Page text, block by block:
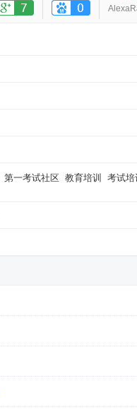
第一考试社区 教育培训 考试培